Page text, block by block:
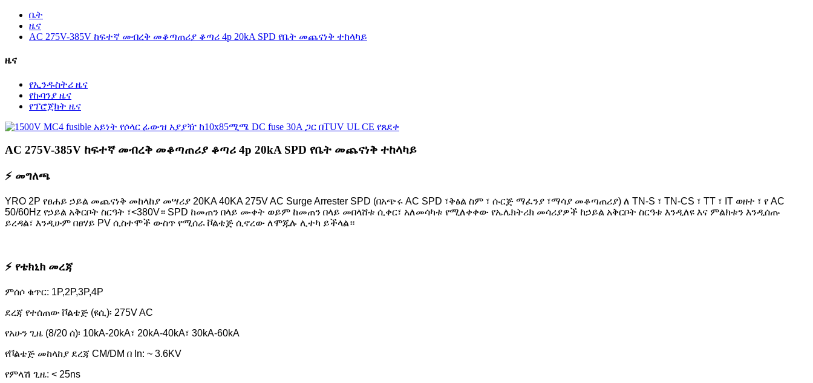
ቤት
ዜና
AC 275V-385V ከፍተኛ መብረቅ መቆጣጠሪያ ቆጣሪ 4p 20kA SPD የቤት መጨናነቅ ተከላካይ
ዜና
የኢንዱስትሪ ዜና
የኩባንያ ዜና
የፕሮጀክት ዜና
AC 275V-385V ከፍተኛ መብረቅ መቆጣጠሪያ ቆጣሪ 4p 20kA SPD የቤት መጨናነቅ ተከላካይ
⚡ መግለጫ
YRO 2P የፀሐይ ኃይል መጨናነቅ መከላከያ መሣሪያ 20KA 40KA 275V AC Surge Arrester SPD (በአጭሩ AC SPD ፣ቅፅል ስም ፣ ሱርጅ ማፈንያ ፣ማሳያ መቆጣጠሪያ) ለ TN-S ፣ TN-CS ፣ TT ፣ IT ወዘተ ፣ የ AC
50/60Hz የኃይል አቅርቦት ስርዓት ፣<380V። SPD ከመጠን በላይ ሙቀት ወይም ከመጠን በላይ መበላሸቱ ሲቀር፣ አለመሳካቱ የሚለቀቀው የኤሌክትሪክ መሳሪያዎች ከኃይል አቅርቦት ስርዓቱ እንዲለዩ እና ምልክቱን እንዲሰጡ
ይረዳል፣ እንዲሁም በፀሃይ PV ሲስተሞች ውስጥ የሚሰራ ቮልቴጅ ሲኖረው ለሞጁሉ ሊተካ ይችላል።
⚡ የቴክኒክ መረጃ
ምሰሶ ቁጥር: 1P,2P,3P,4P
ደረጃ የተሰጠው ቮልቴጅ (ዩሲ)፡ 275V AC
የአሁን ጊዜ (8/20 ሰ)፡ 10kA-20kA፣ 20kA-40kA፣ 30kA-60kA
የቮልቴጅ መከላከያ ደረጃ CM/DM በ In: ~ 3.6KV
የምላሽ ጊዜ: < 25ns